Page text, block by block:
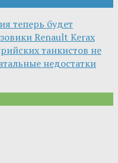
теперь будет
Renault Kerax
танкистов не
недостатки